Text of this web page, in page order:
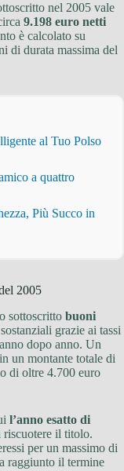
nel 2005 vale
9.198 euro netti
è calcolato su
di durata massima del
al Tuo Polso
a quattro
Più Succo in
2005
sottoscritto buoni
grazie ai tassi
dopo anno. Un
un montante totale di
di oltre 4.700 euro
l’anno esatto di
il titolo.
per un massimo di
raggiunto il termine